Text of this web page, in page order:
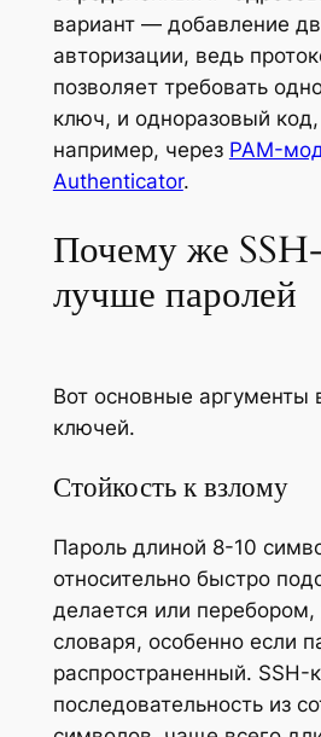
вариант — добавление
авторизации, ведь
позволяет требовать
ключ, и одноразовый
например, через PAM-
Authenticator.
Почему же
лучше паролей
Вот основные аргументы
ключей.
Стойкость к взлому
Пароль длиной 8-10
относительно быстро
делается или
словаря, особенно если
распространенный.
последовательность из